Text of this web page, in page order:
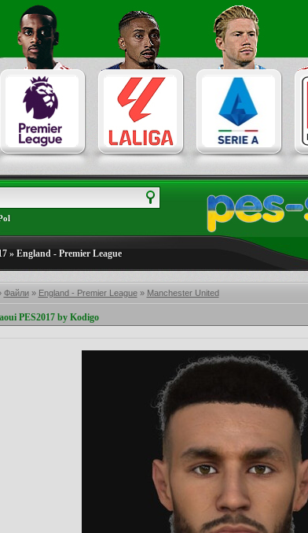
» England - Premier League
Файли» England - Premier League» Manchester United
PES2017 by Kodigo